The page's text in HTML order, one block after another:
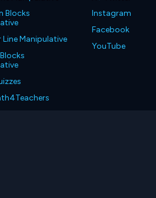
Blocks
Line Manipulative
Instagram
Facebook
YouTube